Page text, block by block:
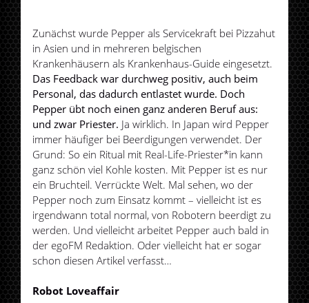
Zunächst wurde Pepper als Servicekraft bei Pizzahut
in Asien und in mehreren belgischen
Krankenhäusern als Krankenhaus-Guide eingesetzt.
Das Feedback war durchweg positiv, auch beim
Personal, das dadurch entlastet wurde. Doch
Pepper übt noch einen ganz anderen Beruf aus:
und zwar Priester. Ja wirklich. In Japan wird Pepper
immer häufiger bei Beerdigungen verwendet. Der
Grund: So ein Ritual mit Real-Life-Priester*in kann
ganz schön viel Kohle kosten. Mit Pepper ist es nur
ein Bruchteil. Verrückte Welt. Mal sehen, wo der
Pepper noch zum Einsatz kommt – vielleicht ist es
irgendwann total normal, von Robotern beerdigt zu
werden. Und vielleicht arbeitet Pepper auch bald in
der egoFM Redaktion. Oder vielleicht hat er sogar
schon diesen Artikel verfasst…
Robot Loveaffair